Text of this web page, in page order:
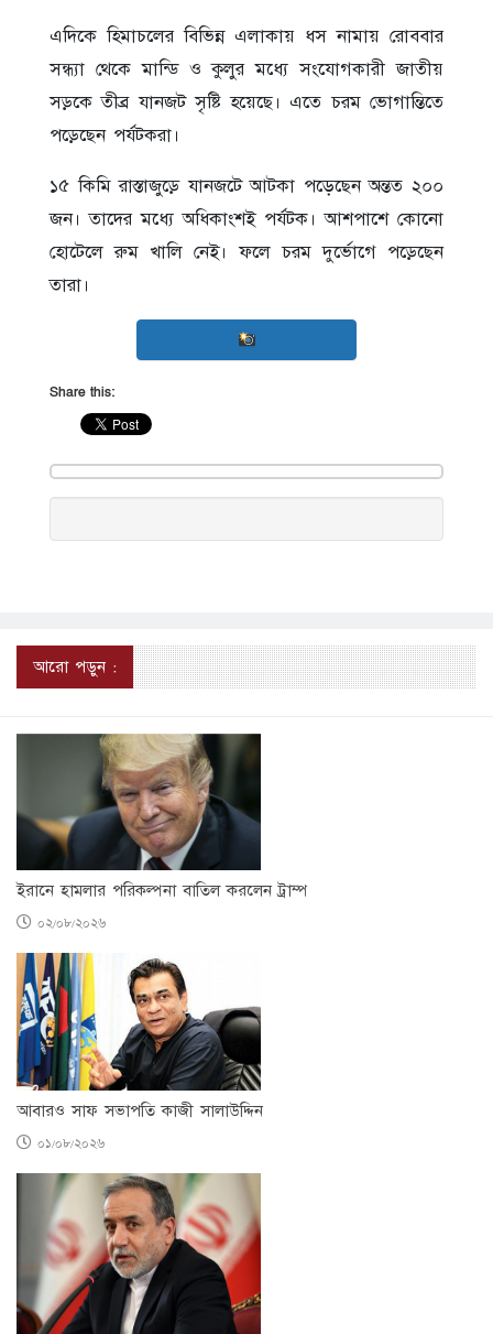
এদিকে হিমাচলের বিভিন্ন এলাকায় ধস নামায় রোববার
সন্ধ্যা থেকে মান্ডি ও কুলুর মধ্যে সংযোগকারী জাতীয়
সড়কে তীব্র যানজট সৃষ্টি হয়েছে। এতে চরম ভোগান্তিতে
পড়েছেন পর্যটকরা।
১৫ কিমি রাস্তাজুড়ে যানজটে আটকা পড়েছেন অন্তত ২০০
জন। তাদের মধ্যে অধিকাংশই পর্যটক। আশপাশে কোনো
হোটেলে রুম খালি নেই। ফলে চরম দুর্ভোগে পড়েছেন
তারা।
Share this:
আরো পড়ুন :
ইরানে হামলার পরিকল্পনা বাতিল করলেন ট্রাম্প
০২/০৮/২০২৬
আবারও সাফ সভাপতি কাজী সালাউদ্দিন
০১/০৮/২০২৬